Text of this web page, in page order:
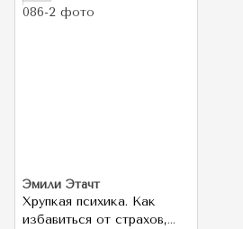
Эмили Этачт
Хрупкая психика. Как
избавиться от страхов,